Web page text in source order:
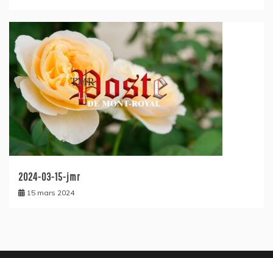
2024-03-15-jmr
15 mars 2024